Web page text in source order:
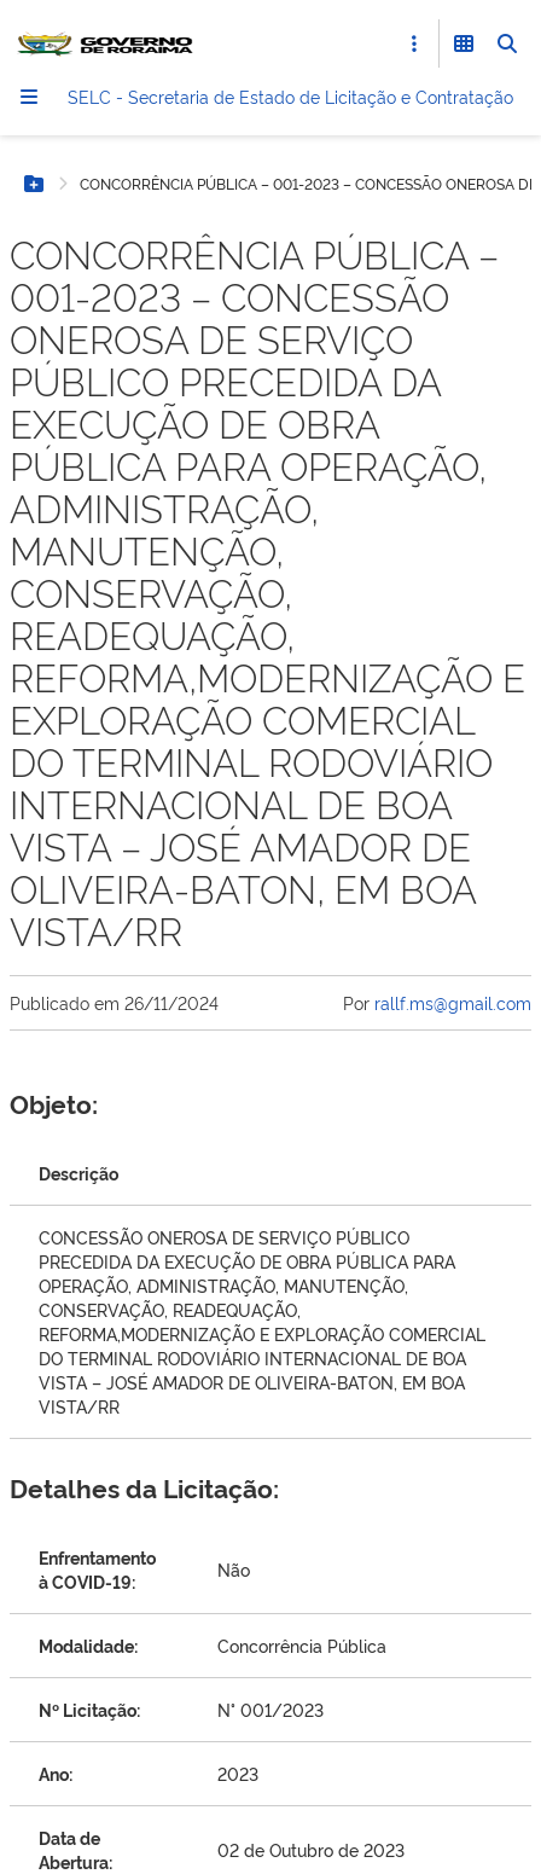
SELC - Secretaria de Estado de Licitação e Contratação
Botão Menu
CONCORRÊNCIA PÚBLICA – 001-2023 – CONCESSÃO ONEROSA
CONCORRÊNCIA PÚBLICA –
001-2023 – CONCESSÃO
ONEROSA DE SERVIÇO
PÚBLICO PRECEDIDA DA
EXECUÇÃO DE OBRA
PÚBLICA PARA OPERAÇÃO,
ADMINISTRAÇÃO,
MANUTENÇÃO,
CONSERVAÇÃO,
READEQUAÇÃO,
REFORMA,MODERNIZAÇÃO E
EXPLORAÇÃO COMERCIAL
DO TERMINAL RODOVIÁRIO
INTERNACIONAL DE BOA
VISTA – JOSÉ AMADOR DE
OLIVEIRA-BATON, EM BOA
VISTA/RR
Publicado em 26/11/2024 Por rallf.ms@gmail.com
Objeto:
Descrição
CONCESSÃO ONEROSA DE SERVIÇO PÚBLICO
PRECEDIDA DA EXECUÇÃO DE OBRA PÚBLICA PARA
OPERAÇÃO, ADMINISTRAÇÃO, MANUTENÇÃO,
CONSERVAÇÃO, READEQUAÇÃO,
REFORMA,MODERNIZAÇÃO E EXPLORAÇÃO COMERCIAL
DO TERMINAL RODOVIÁRIO INTERNACIONAL DE BOA
VISTA – JOSÉ AMADOR DE OLIVEIRA-BATON, EM BOA
VISTA/RR
Detalhes da Licitação:
Enfrentamento
à COVID-19:
Não
Modalidade: Concorrência Pública
Nº Licitação: N° 001/2023
Ano: 2023
Data de
Abertura:
02 de Outubro de 2023